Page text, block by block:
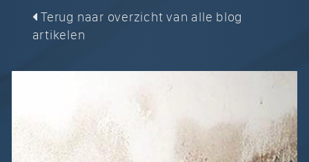
Terug naar overzicht van alle blog
artikelen